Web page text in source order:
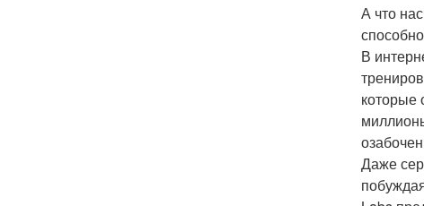
А что
В
которые
Даже